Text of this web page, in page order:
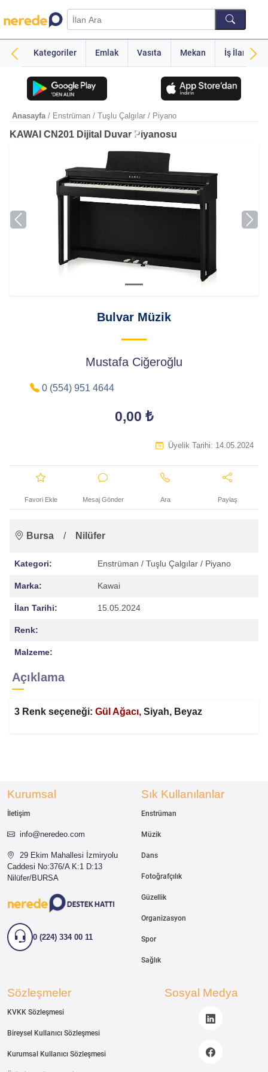
Kategoriler Emlak Vasıta Mekan İş İlanı
Anasayfa / Enstrüman / Tuşlu Çalgılar / Piyano
KAWAI CN201 Dijital Duvar Piyanosu
Bulvar Müzik
Mustafa Ciğeroğlu
0 (554) 951 4644
0,00 ₺
Üyelik Tarihi: 14.05.2024
Favori Ekle Mesaj Gönder Ara Paylaş
Bursa / Nilüfer
Kategori: Enstrüman / Tuşlu Çalgılar / Piyano
Marka: Kawai
İlan Tarihi: 15.05.2024
Renk:
Malzeme:
Açıklama
3 Renk seçeneği: Gül Ağacı, Siyah, Beyaz
Kurumsal
İletişim
info@neredeo.com
29 Ekim Mahallesi İzmiryolu
Caddesi No:376/A K:1 D:13
Nilüfer/BURSA
0 (224) 334 00 11
Sık Kullanılanlar
Enstrüman
Müzik
Dans
Fotoğrafçılık
Güzellik
Organizasyon
Spor
Sağlık
Sözleşmeler
KVKK Sözleşmesi
Bireysel Kullanıcı Sözleşmesi
Kurumsal Kullanıcı Sözleşmesi
Sosyal Medya